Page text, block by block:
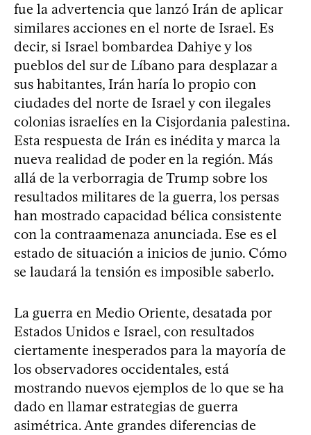
fue la advertencia que lanzó Irán de aplicar
similares acciones en el norte de Israel. Es
decir, si Israel bombardea Dahiye y los
pueblos del sur de Líbano para desplazar a
sus habitantes, Irán haría lo propio con
ciudades del norte de Israel y con ilegales
colonias israelíes en la Cisjordania palestina.
Esta respuesta de Irán es inédita y marca la
nueva realidad de poder en la región. Más
allá de la verborragia de Trump sobre los
resultados militares de la guerra, los persas
han mostrado capacidad bélica consistente
con la contraamenaza anunciada. Ese es el
estado de situación a inicios de junio. Cómo
se laudará la tensión es imposible saberlo.
La guerra en Medio Oriente, desatada por
Estados Unidos e Israel, con resultados
ciertamente inesperados para la mayoría de
los observadores occidentales, está
mostrando nuevos ejemplos de lo que se ha
dado en llamar estrategias de guerra
asimétrica. Ante grandes diferencias de